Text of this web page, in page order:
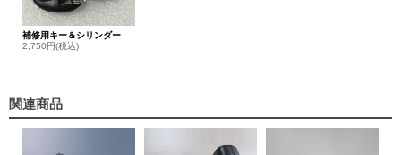
補修用キー＆シリンダー
2,750円(税込)
関連商品